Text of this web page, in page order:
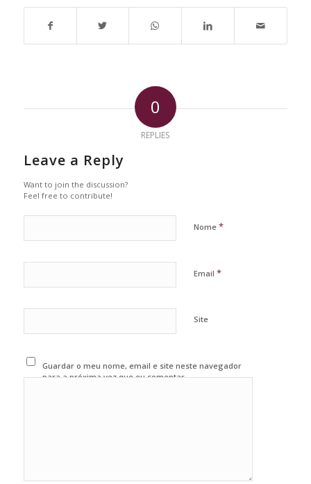
0
REPLIES
Leave a Reply
Want to join the discussion?
Feel free to contribute!
Nome *
Email *
Site
Guardar o meu nome, email e site neste navegador
para a próxima vez que eu comentar.